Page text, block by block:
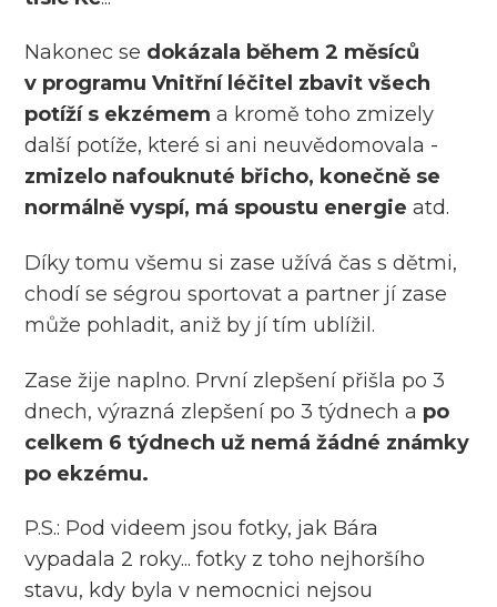
Nakonec se dokázala během 2 měsíců
v programu Vnitřní léčitel zbavit všech
potíží s ekzémem a kromě toho zmizely
další potíže, které si ani neuvědomovala -
zmizelo nafouknuté břicho, konečně se
normálně vyspí, má spoustu energie atd.
Díky tomu všemu si zase užívá čas s dětmi,
chodí se ségrou sportovat a partner jí zase
může pohladit, aniž by jí tím ublížil.
Zase žije naplno. První zlepšení přišla po 3
dnech, výrazná zlepšení po 3 týdnech a po
celkem 6 týdnech už nemá žádné známky
po ekzému.
P.S.: Pod videem jsou fotky, jak Bára
vypadala 2 roky... fotky z toho nejhoršího
stavu, kdy byla v nemocnici nejsou